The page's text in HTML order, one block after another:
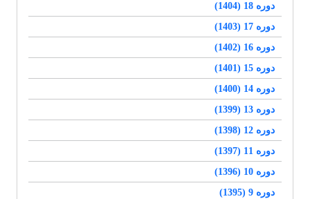
دوره 18 (1404)
دوره 17 (1403)
دوره 16 (1402)
دوره 15 (1401)
دوره 14 (1400)
دوره 13 (1399)
دوره 12 (1398)
دوره 11 (1397)
دوره 10 (1396)
دوره 9 (1395)